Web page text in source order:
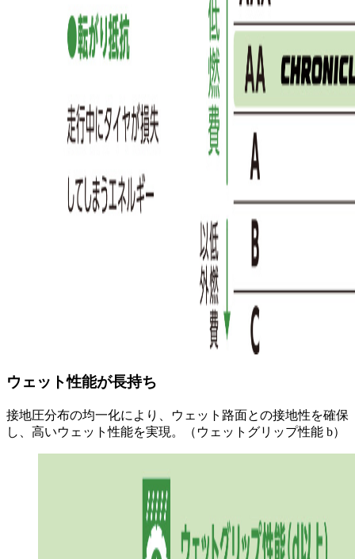
ウェット性能が長持ち
接地圧分布の均一化により、ウェット路面との接地性を確保
し、高いウェット性能を実現。（ウェットグリップ性能 b）